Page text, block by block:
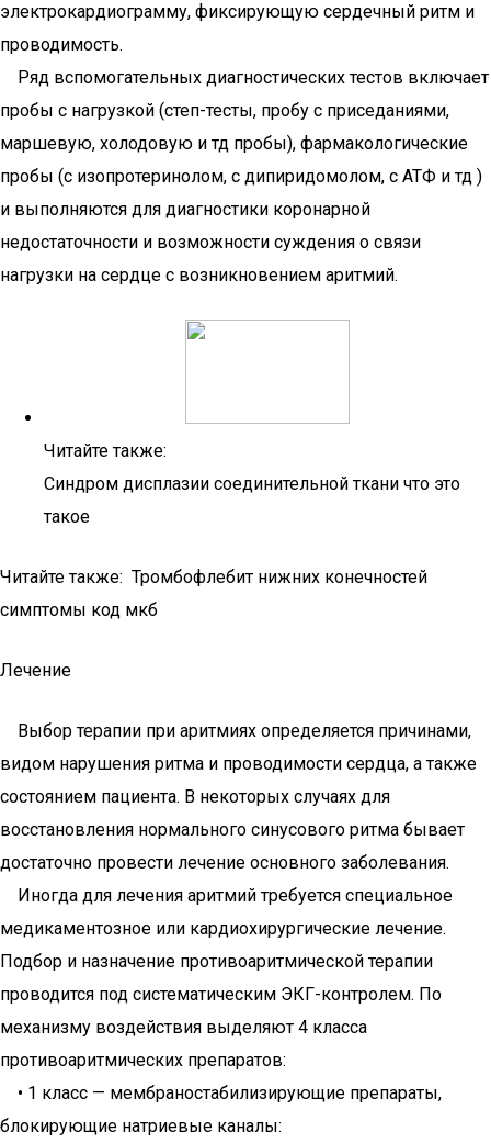
электрокардиограмму, фиксирующую сердечный ритм и
проводимость.
Ряд вспомогательных диагностических тестов включает
пробы с нагрузкой (степ-тесты, пробу с приседаниями,
маршевую, холодовую и тд пробы), фармакологические
пробы (с изопротеринолом, с дипиридомолом, с АТФ и тд )
и выполняются для диагностики коронарной
недостаточности и возможности суждения о связи
нагрузки на сердце с возникновением аритмий.
Читайте также:
Синдром дисплазии соединительной ткани что это
такое
Читайте также: Тромбофлебит нижних конечностей
симптомы код мкб
Лечение
Выбор терапии при аритмиях определяется причинами,
видом нарушения ритма и проводимости сердца, а также
состоянием пациента. В некоторых случаях для
восстановления нормального синусового ритма бывает
достаточно провести лечение основного заболевания.
Иногда для лечения аритмий требуется специальное
медикаментозное или кардиохирургические лечение.
Подбор и назначение противоаритмической терапии
проводится под систематическим ЭКГ-контролем. По
механизму воздействия выделяют 4 класса
противоаритмических препаратов:
• 1 класс — мембраностабилизирующие препараты,
блокирующие натриевые каналы: